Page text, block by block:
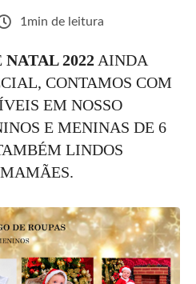
1min de leitura
NATAL 2022 AINDA
CONTAMOS COM
EM NOSSO
E MENINAS DE 6
LINDOS